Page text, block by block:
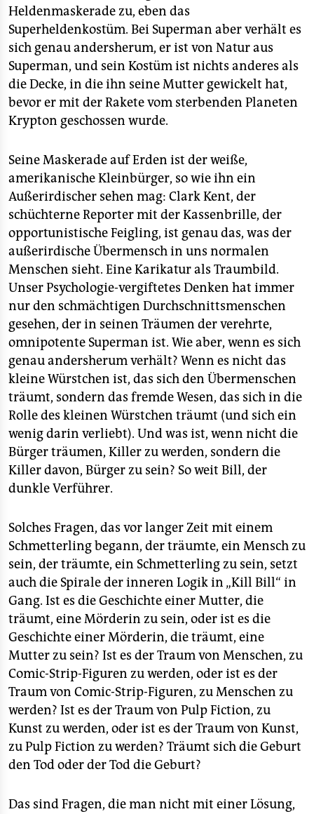
Heldenmaskerade zu, eben das
Superheldenkostüm. Bei Superman aber verhält es
sich genau andersherum, er ist von Natur aus
Superman, und sein Kostüm ist nichts anderes als
die Decke, in die ihn seine Mutter gewickelt hat,
bevor er mit der Rakete vom sterbenden Planeten
Krypton geschossen wurde.
Seine Maskerade auf Erden ist der weiße,
amerikanische Kleinbürger, so wie ihn ein
Außerirdischer sehen mag: Clark Kent, der
schüchterne Reporter mit der Kassenbrille, der
opportunistische Feigling, ist genau das, was der
außerirdische Übermensch in uns normalen
Menschen sieht. Eine Karikatur als Traumbild.
Unser Psychologie-vergiftetes Denken hat immer
nur den schmächtigen Durchschnittsmenschen
gesehen, der in seinen Träumen der verehrte,
omnipotente Superman ist. Wie aber, wenn es sich
genau andersherum verhält? Wenn es nicht das
kleine Würstchen ist, das sich den Übermenschen
träumt, sondern das fremde Wesen, das sich in die
Rolle des kleinen Würstchen träumt (und sich ein
wenig darin verliebt). Und was ist, wenn nicht die
Bürger träumen, Killer zu werden, sondern die
Killer davon, Bürger zu sein? So weit Bill, der
dunkle Verführer.
Solches Fragen, das vor langer Zeit mit einem
Schmetterling begann, der träumte, ein Mensch zu
sein, der träumte, ein Schmetterling zu sein, setzt
auch die Spirale der inneren Logik in „Kill Bill“ in
Gang. Ist es die Geschichte einer Mutter, die
träumt, eine Mörderin zu sein, oder ist es die
Geschichte einer Mörderin, die träumt, eine
Mutter zu sein? Ist es der Traum von Menschen, zu
Comic-Strip-Figuren zu werden, oder ist es der
Traum von Comic-Strip-Figuren, zu Menschen zu
werden? Ist es der Traum von Pulp Fiction, zu
Kunst zu werden, oder ist es der Traum von Kunst,
zu Pulp Fiction zu werden? Träumt sich die Geburt
den Tod oder der Tod die Geburt?
Das sind Fragen, die man nicht mit einer Lösung,